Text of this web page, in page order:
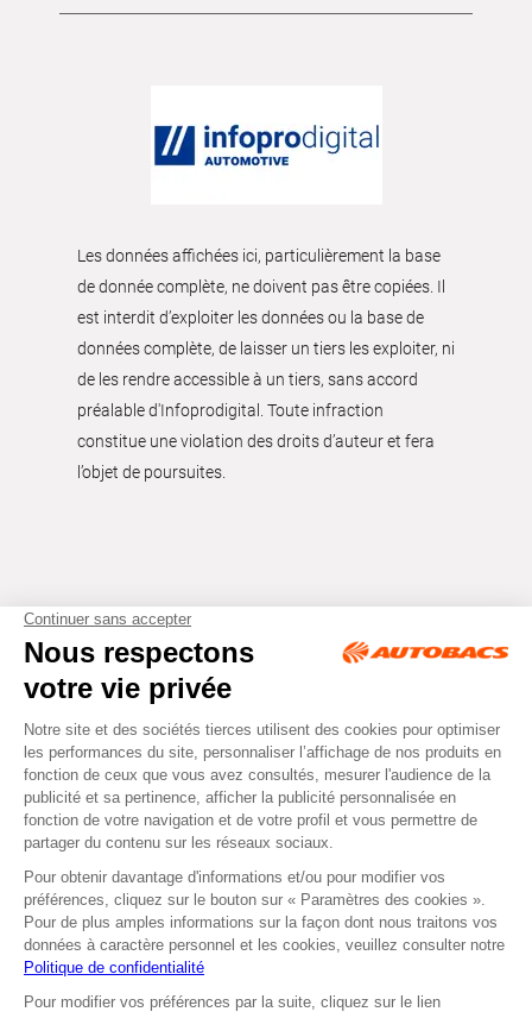
Les données affichées ici, particulièrement la base
de donnée complète, ne doivent pas être copiées. Il
est interdit d’exploiter les données ou la base de
données complète, de laisser un tiers les exploiter, ni
de les rendre accessible à un tiers, sans accord
préalable d'Infoprodigital. Toute infraction
constitue une violation des droits d’auteur et fera
l’objet de poursuites.
Tous droits réservés © Autobacs
Mentions légales RGPD
Cookies CGV
Facebook Instagram